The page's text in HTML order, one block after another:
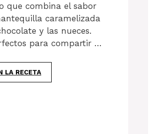
que combina el sabor
caramelizada
y las nueces.
para compartir …
LA RECETA